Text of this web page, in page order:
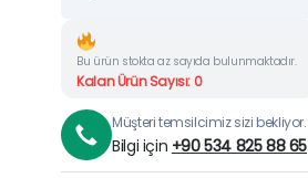
Bu ürün stokta az sayıda bulunmaktadır.
Kalan Ürün Sayısı: 0
Müşteri temsilcimiz sizi bekliyor.
Bilgi için +90 534 825 88 65